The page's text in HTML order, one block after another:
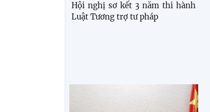
Hội nghị sơ kết 3 năm thi hành
Luật Tương trợ tư pháp